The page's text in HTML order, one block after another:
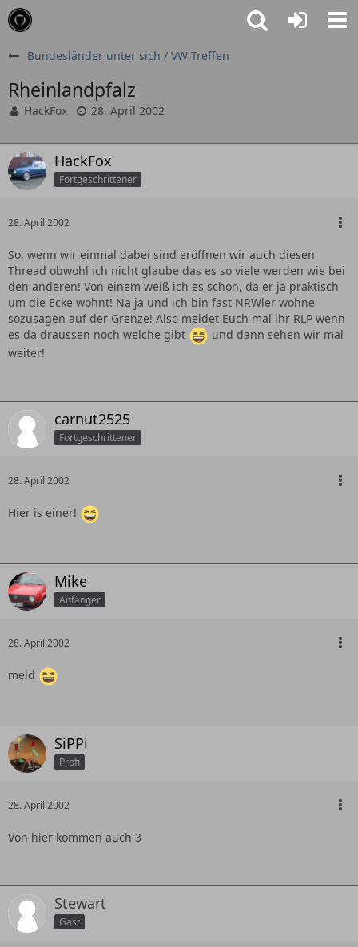
Bundesländer unter sich / VW Treffen
Rheinlandpfalz
HackFox 28. April 2002
HackFox
Fortgeschrittener
28. April 2002
So, wenn wir einmal dabei sind eröffnen wir auch diesen
Thread obwohl ich nicht glaube das es so viele werden wie bei
den anderen! Von einem weiß ich es schon, da er ja praktisch
um die Ecke wohnt! Na ja und ich bin fast NRWler wohne
sozusagen auf der Grenze! Also meldet Euch mal ihr RLP wenn
es da draussen noch welche gibt
und dann sehen wir mal
weiter!
carnut2525
Fortgeschrittener
28. April 2002
Hier is einer!
Mike
Anfänger
28. April 2002
meld
SiPPi
Profi
28. April 2002
Von hier kommen auch 3
Stewart
Gast